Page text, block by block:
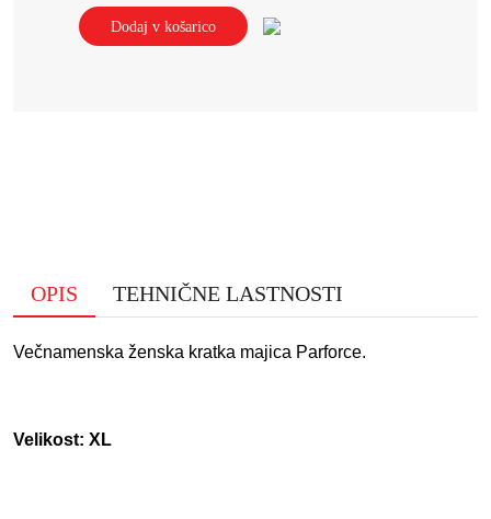
Dodaj v košarico
OPIS TEHNIČNE LASTNOSTI
Večnamenska ženska kratka majica Parforce.
Velikost: XL